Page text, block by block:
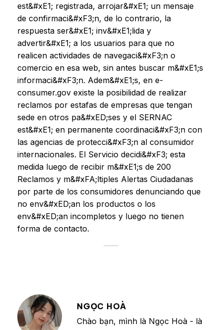
est&#xE1; registrada, arrojar&#xE1; un mensaje
de confirmaci&#xF3;n, de lo contrario, la
respuesta ser&#xE1; inv&#xE1;lida y
advertir&#xE1; a los usuarios para que no
realicen actividades de navegaci&#xF3;n o
comercio en esa web, sin antes buscar m&#xE1;s
informaci&#xF3;n. Adem&#xE1;s, en e-
consumer.gov existe la posibilidad de realizar
reclamos por estafas de empresas que tengan
sede en otros pa&#xED;ses y el SERNAC
est&#xE1; en permanente coordinaci&#xF3;n con
las agencias de protecci&#xF3;n al consumidor
internacionales. El Servicio decidi&#xF3; esta
medida luego de recibir m&#xE1;s de 200
Reclamos y m&#xFA;ltiples Alertas Ciudadanas
por parte de los consumidores denunciando que
no env&#xED;an los productos o los
env&#xED;an incompletos y luego no tienen
forma de contacto.
NGỌC HOÀ
Chào bạn, mình là Ngọc Hoà - là